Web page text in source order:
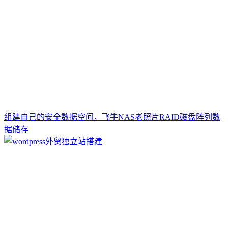
组建自己的安全数据空间，飞牛NAS老照片RAID磁盘阵列数
据储存